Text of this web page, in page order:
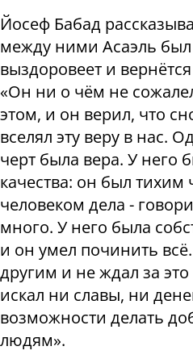
Йосеф Бабад
между ними Асаэль был
выздоровеет и
«Он ни о чём не
этом, и он верил, что
вселял эту веру в нас.
черт была вера. У него
качества: он был тихим
человеком дела -
много. У него была
и он умел починить
другим и не ждал за
искал ни славы, ни
возможности делать
людям».